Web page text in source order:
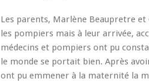
Les parents, Marlène Beaupretre
les pompiers mais à leur arrivée,
médecins et pompiers ont pu
le monde se portait bien. Après
ont pu emmener à la maternité la